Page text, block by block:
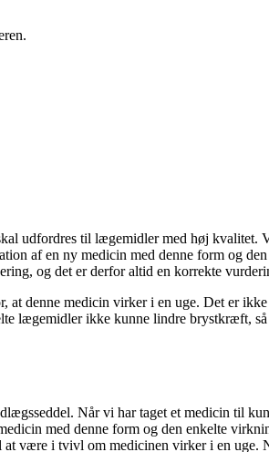
til lægemidler med høj kvalitet.
af en ny medicin med denne form og
og det er derfor altid en korrekte
denne medicin virker i en uge. Det er
lægemidler ikke kunne lindre brystkræft,
Når vi har taget et medicin til
med denne form og den enkelte
være i tvivl om medicinen virker i en uge.